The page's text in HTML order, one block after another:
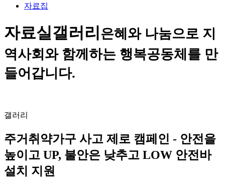
자료집
자료실갤러리은혜와 나눔으로 지
역사회와 함께하는 행복공동체를 만
들어갑니다.
갤러리
주거취약가구 사고 제로 캠페인 - 안전을
높이고 UP, 불안은 낮추고 LOW 안전바
설치 지원